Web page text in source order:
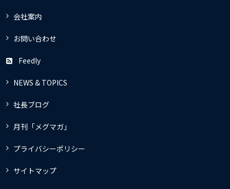
会社案内
お問い合わせ
Feedly
NEWS & TOPICS
社長ブログ
月刊「メグマガ」
プライバシーポリシー
サイトマップ